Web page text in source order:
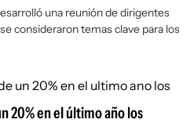
una reunión de dirigentes
consideraron temas clave para los
20% en el último año los